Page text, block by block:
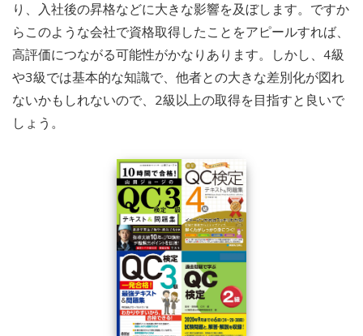
り、入社後の昇格などに大きな影響を及ぼします。ですか
らこのような会社で資格取得したことをアピールすれば、
高評価につながる可能性がかなりあります。しかし、4級
や3級では基本的な知識で、他者との大きな差別化が図れ
ないかもしれないので、2級以上の取得を目指すと良いで
しょう。